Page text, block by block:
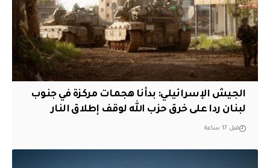
الجيش الإسرائيلي: بدأنا هجمات مركزة في جنوب
لبنان ردا على خرق حزب الله لوقف إطلاق النار
قبل 17 ساعة